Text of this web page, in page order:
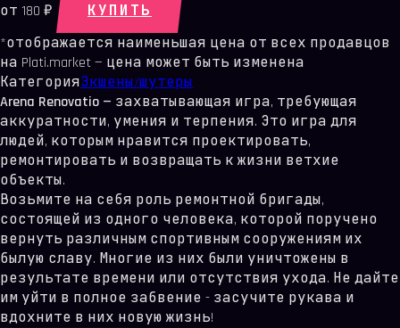
от 180 ₽
КУПИТЬ
*отображается наименьшая цена от всех продавцов
на Plati.market — цена может быть изменена
КатегорияЭкшены/шутеры
Arena Renovatio — захватывающая игра, требующая
аккуратности, умения и терпения. Это игра для
людей, которым нравится проектировать,
ремонтировать и возвращать к жизни ветхие
объекты.
Возьмите на себя роль ремонтной бригады,
состоящей из одного человека, которой поручено
вернуть различным спортивным сооружениям их
былую славу. Многие из них были уничтожены в
результате времени или отсутствия ухода. Не дайте
им уйти в полное забвение - засучите рукава и
вдохните в них новую жизнь!